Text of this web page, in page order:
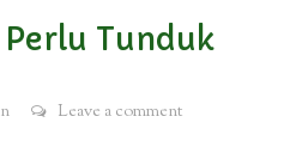
Tunduk
Leave a comment